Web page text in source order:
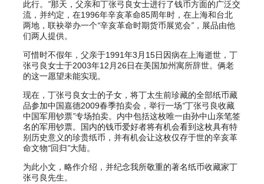
此行。 ”那天，父亲和丁张弓良女士进行了钱币方面的广泛交
流，并约定，在1996年辛亥革命85周年时，在上海和台北
两地，联袂举办一个“辛亥革命时期货币展览会” ，展品由他
们两人提供。
可惜时不假年，父亲于1991年3月15日因病在上海逝世，丁
张弓良女士于2003年12月26日在美国加州寓所辞世。俩老
的这一愿望未能实现。
现在，丁张弓良女士的子女，将丁太生前珍藏的全部纸币藏
品参加中国嘉德2009春季拍卖会，举行一场“丁张弓良收藏
中国军用钞票”专场拍卖。内中包括这枚唯一由孙中山亲笔签
名的军用钞票。国内的钱币爱好者将有机会看到这枚具有特
别历史意义的珍贵纸币，并有机会让这枚仅存于世的辛亥革
命文物“回归”大陆。
为此小文，略作介绍，并纪念我所敬重的著名纸币收藏家丁
张弓良先生。